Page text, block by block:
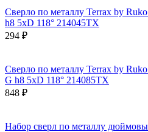
Сверло по металлу Terrax by
h8 5xD 118° 214045TX
294 ₽
Сверло по металлу Terrax by
G h8 5xD 118° 214085TX
848 ₽
Набор сверл по металлу